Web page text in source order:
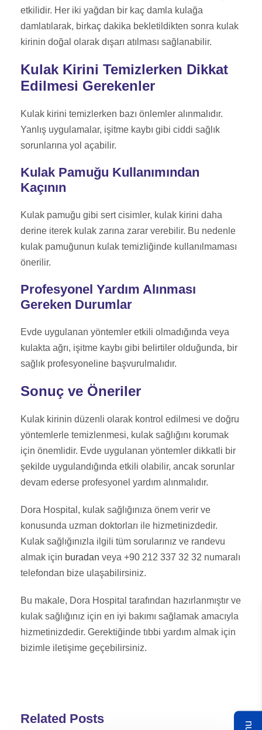
etkilidir. Her iki yağdan bir kaç damla kulağa
damlatılarak, birkaç dakika bekletildikten sonra kulak
kirinin doğal olarak dışarı atılması sağlanabilir.
Kulak Kirini Temizlerken Dikkat
Edilmesi Gerekenler
Kulak kirini temizlerken bazı önlemler alınmalıdır.
Yanlış uygulamalar, işitme kaybı gibi ciddi sağlık
sorunlarına yol açabilir.
Kulak Pamuğu Kullanımından
Kaçının
Kulak pamuğu gibi sert cisimler, kulak kirini daha
derine iterek kulak zarına zarar verebilir. Bu nedenle
kulak pamuğunun kulak temizliğinde kullanılmaması
önerilir.
Profesyonel Yardım Alınması
Gereken Durumlar
Evde uygulanan yöntemler etkili olmadığında veya
kulakta ağrı, işitme kaybı gibi belirtiler olduğunda, bir
sağlık profesyoneline başvurulmalıdır.
Sonuç ve Öneriler
Kulak kirinin düzenli olarak kontrol edilmesi ve doğru
yöntemlerle temizlenmesi, kulak sağlığını korumak
için önemlidir. Evde uygulanan yöntemler dikkatli bir
şekilde uygulandığında etkili olabilir, ancak sorunlar
devam ederse profesyonel yardım alınmalıdır.
Dora Hospital, kulak sağlığınıza önem verir ve
konusunda uzman doktorları ile hizmetinizdedir.
Kulak sağlığınızla ilgili tüm sorularınız ve randevu
almak için buradan veya +90 212 337 32 32 numaralı
telefondan bize ulaşabilirsiniz.
Bu makale, Dora Hospital tarafından hazırlanmıştır ve
kulak sağlığınız için en iyi bakımı sağlamak amacıyla
hizmetinizdedir. Gerektiğinde tıbbi yardım almak için
bizimle iletişime geçebilirsiniz.
Related Posts